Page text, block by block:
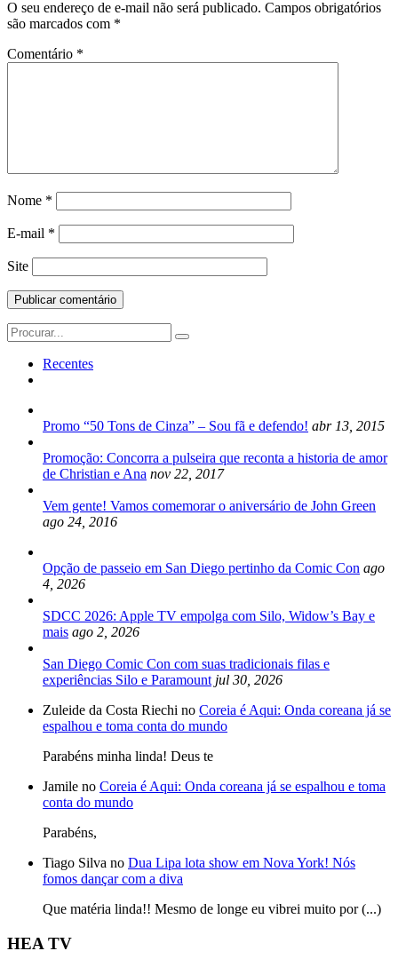
O seu endereço de e-mail não será publicado. Campos obrigatórios
são marcados com *
Comentário *
Nome *
E-mail *
Site
Search
for:
Recentes
Promo “50 Tons de Cinza” – Sou fã e defendo! abr 13, 2015
Promoção: Concorra a pulseira que reconta a historia de amor
de Christian e Ana nov 22, 2017
Vem gente! Vamos comemorar o aniversário de John Green
ago 24, 2016
Opção de passeio em San Diego pertinho da Comic Con ago
4, 2026
SDCC 2026: Apple TV empolga com Silo, Widow’s Bay e
mais ago 2, 2026
San Diego Comic Con com suas tradicionais filas e
experiências Silo e Paramount jul 30, 2026
Zuleide da Costa Riechi no Coreia é Aqui: Onda coreana já se
espalhou e toma conta do mundo
Parabéns minha linda! Deus te
Jamile no Coreia é Aqui: Onda coreana já se espalhou e toma
conta do mundo
Parabéns,
Tiago Silva no Dua Lipa lota show em Nova York! Nós
fomos dançar com a diva
Que matéria linda!! Mesmo de longe eu vibrei muito por (...)
HEA TV